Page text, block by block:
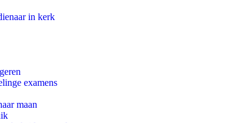
in kerk
examens
maan